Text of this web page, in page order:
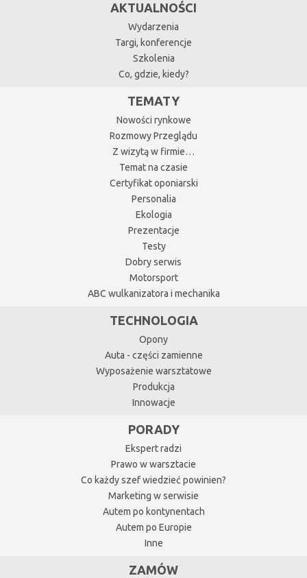
AKTUALNOŚCI
Wydarzenia
Targi, konferencje
Szkolenia
Co, gdzie, kiedy?
TEMATY
Nowości rynkowe
Rozmowy Przeglądu
Z wizytą w firmie…
Temat na czasie
Certyfikat oponiarski
Personalia
Ekologia
Prezentacje
Testy
Dobry serwis
Motorsport
ABC wulkanizatora i mechanika
TECHNOLOGIA
Opony
Auta - części zamienne
Wyposażenie warsztatowe
Produkcja
Innowacje
PORADY
Ekspert radzi
Prawo w warsztacie
Co każdy szef wiedzieć powinien?
Marketing w serwisie
Autem po kontynentach
Autem po Europie
Inne
ZAMÓW